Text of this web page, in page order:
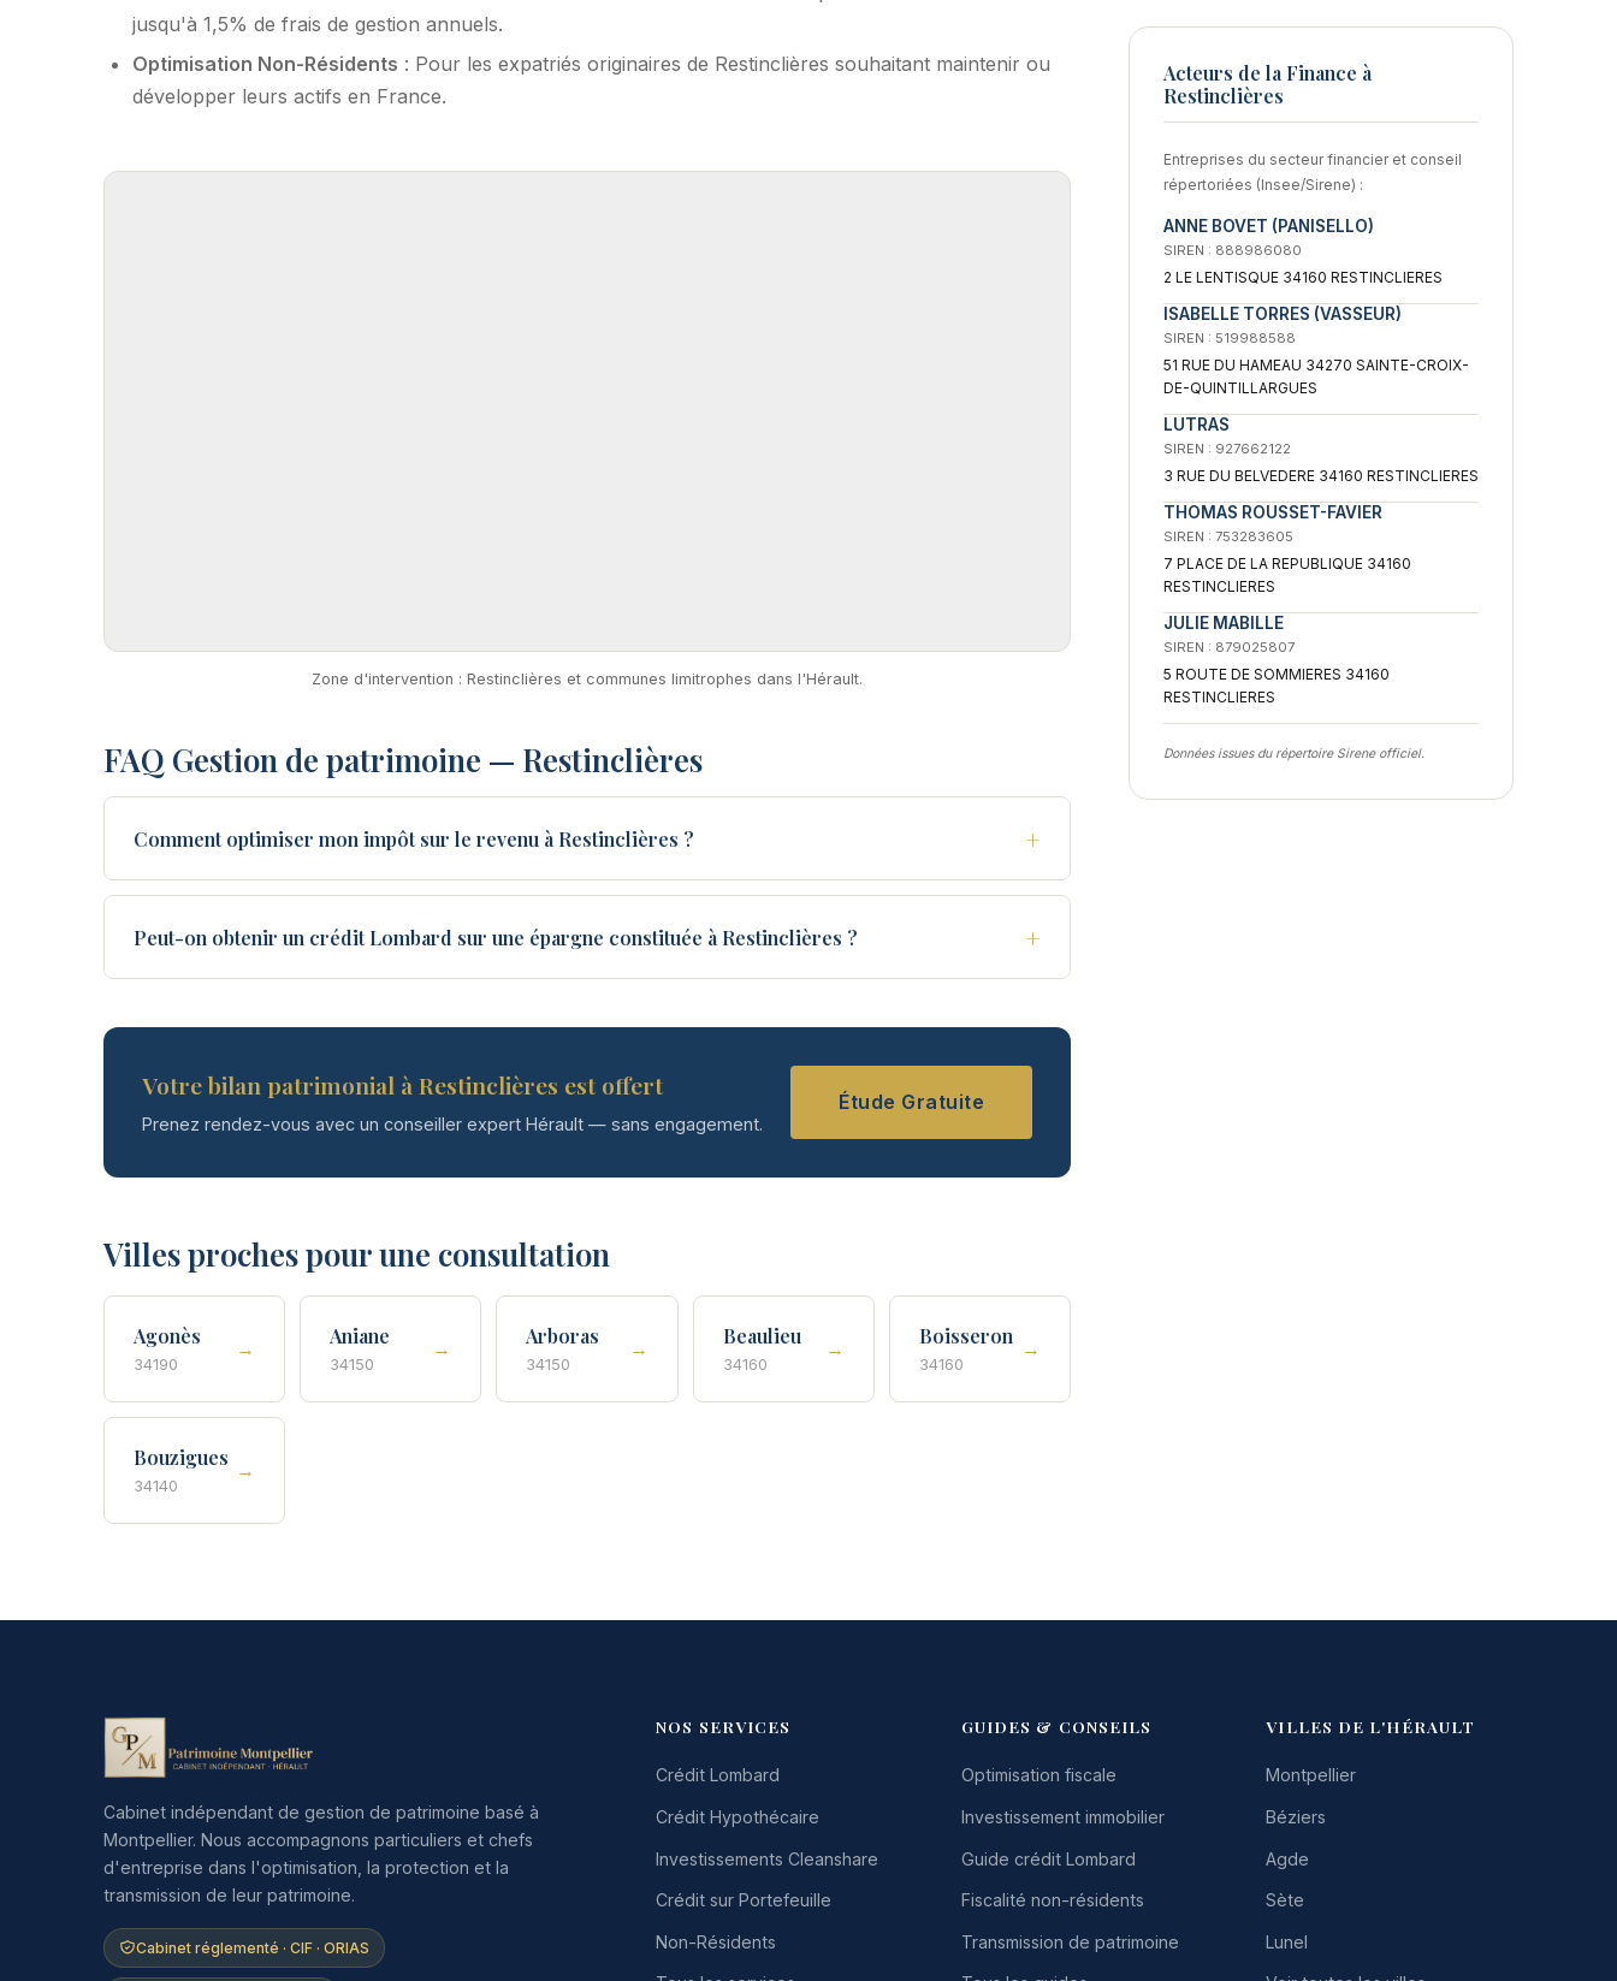
jusqu'à 1,5% de frais de gestion annuels.
Optimisation Non-Résidents : Pour les expatriés originaires de Restinclières souhaitant maintenir ou
développer leurs actifs en France.
Zone d'intervention : Restinclières et communes limitrophes dans l'Hérault.
FAQ Gestion de patrimoine — Restinclières
Comment optimiser mon impôt sur le revenu à Restinclières ? +
Peut-on obtenir un crédit Lombard sur une épargne constituée à Restinclières ? +
Votre bilan patrimonial à Restinclières est offert
Prenez rendez-vous avec un conseiller expert Hérault — sans engagement.
Étude Gratuite
Villes proches pour une consultation
Agonès
34190
→
Aniane
34150
→
Arboras
34150
→
Beaulieu
34160
→
Boisseron
34160
→
Bouzigues
34140
→
Acteurs de la Finance à
Restinclières
Entreprises du secteur financier et conseil
répertoriées (Insee/Sirene) :
ANNE BOVET (PANISELLO)
SIREN : 888986080
2 LE LENTISQUE 34160 RESTINCLIERES
ISABELLE TORRES (VASSEUR)
SIREN : 519988588
51 RUE DU HAMEAU 34270 SAINTE-CROIX-
DE-QUINTILLARGUES
LUTRAS
SIREN : 927662122
3 RUE DU BELVEDERE 34160 RESTINCLIERES
THOMAS ROUSSET-FAVIER
SIREN : 753283605
7 PLACE DE LA REPUBLIQUE 34160
RESTINCLIERES
JULIE MABILLE
SIREN : 879025807
5 ROUTE DE SOMMIERES 34160
RESTINCLIERES
Données issues du répertoire Sirene officiel.
Cabinet indépendant de gestion de patrimoine basé à
Montpellier. Nous accompagnons particuliers et chefs
d'entreprise dans l'optimisation, la protection et la
transmission de leur patrimoine.
Cabinet réglementé · CIF · ORIAS
NOS SERVICES
Crédit Lombard
Crédit Hypothécaire
Investissements Cleanshare
Crédit sur Portefeuille
Non-Résidents
GUIDES & CONSEILS
Optimisation fiscale
Investissement immobilier
Guide crédit Lombard
Fiscalité non-résidents
Transmission de patrimoine
VILLES DE L'HÉRAULT
Montpellier
Béziers
Agde
Sète
Lunel